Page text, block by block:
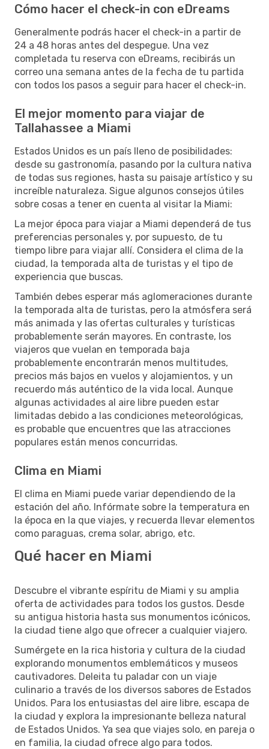
Cómo hacer el check-in con eDreams
Generalmente podrás hacer el check-in a partir de
24 a 48 horas antes del despegue. Una vez
completada tu reserva con eDreams, recibirás un
correo una semana antes de la fecha de tu partida
con todos los pasos a seguir para hacer el check-in.
El mejor momento para viajar de
Tallahassee a Miami
Estados Unidos es un país lleno de posibilidades:
desde su gastronomía, pasando por la cultura nativa
de todas sus regiones, hasta su paisaje artístico y su
increíble naturaleza. Sigue algunos consejos útiles
sobre cosas a tener en cuenta al visitar la Miami:
La mejor época para viajar a Miami dependerá de tus
preferencias personales y, por supuesto, de tu
tiempo libre para viajar allí. Considera el clima de la
ciudad, la temporada alta de turistas y el tipo de
experiencia que buscas.
También debes esperar más aglomeraciones durante
la temporada alta de turistas, pero la atmósfera será
más animada y las ofertas culturales y turísticas
probablemente serán mayores. En contraste, los
viajeros que vuelan en temporada baja
probablemente encontrarán menos multitudes,
precios más bajos en vuelos y alojamientos, y un
recuerdo más auténtico de la vida local. Aunque
algunas actividades al aire libre pueden estar
limitadas debido a las condiciones meteorológicas,
es probable que encuentres que las atracciones
populares están menos concurridas.
Clima en Miami
El clima en Miami puede variar dependiendo de la
estación del año. Infórmate sobre la temperatura en
la época en la que viajes, y recuerda llevar elementos
como paraguas, crema solar, abrigo, etc.
Qué hacer en Miami
Descubre el vibrante espíritu de Miami y su amplia
oferta de actividades para todos los gustos. Desde
su antigua historia hasta sus monumentos icónicos,
la ciudad tiene algo que ofrecer a cualquier viajero.
Sumérgete en la rica historia y cultura de la ciudad
explorando monumentos emblemáticos y museos
cautivadores. Deleita tu paladar con un viaje
culinario a través de los diversos sabores de Estados
Unidos. Para los entusiastas del aire libre, escapa de
la ciudad y explora la impresionante belleza natural
de Estados Unidos. Ya sea que viajes solo, en pareja o
en familia, la ciudad ofrece algo para todos.